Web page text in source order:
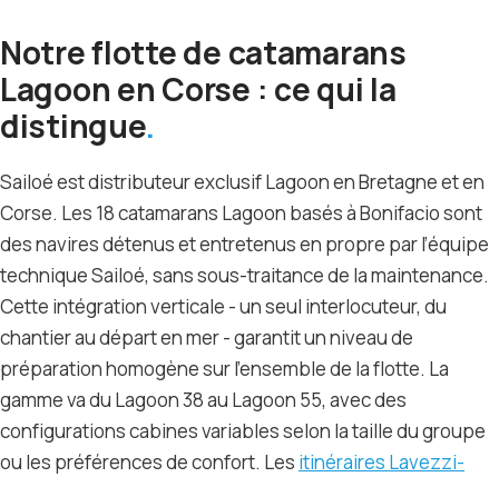
Notre flotte de catamarans
Lagoon en Corse : ce qui la
distingue
Sailoé est distributeur exclusif Lagoon en Bretagne et en
Corse. Les 18 catamarans Lagoon basés à Bonifacio sont
des navires détenus et entretenus en propre par l’équipe
technique Sailoé, sans sous-traitance de la maintenance.
Cette intégration verticale - un seul interlocuteur, du
chantier au départ en mer - garantit un niveau de
préparation homogène sur l’ensemble de la flotte. La
gamme va du Lagoon 38 au Lagoon 55, avec des
configurations cabines variables selon la taille du groupe
ou les préférences de confort. Les itinéraires Lavezzi-